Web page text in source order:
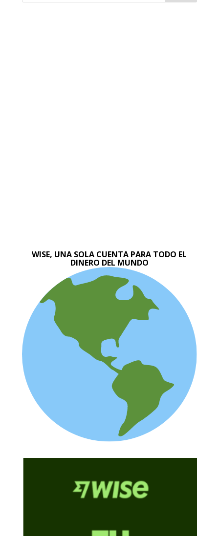
WISE, UNA SOLA CUENTA PARA TODO EL
DINERO DEL MUNDO